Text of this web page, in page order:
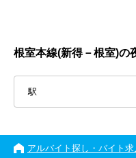
根室本線(新得－根室)の
駅
アルバイト探し・バイト求